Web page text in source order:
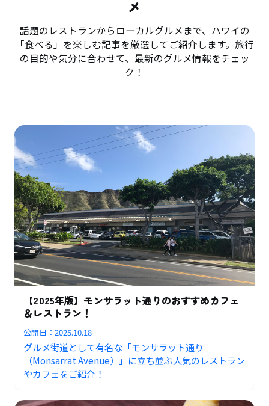
メ
話題のレストランからローカルグルメまで、ハワイの
「食べる」を楽しむ記事を厳選してご紹介します。旅行
の目的や気分に合わせて、最新のグルメ情報をチェッ
ク！
【2025年版】モンサラット通りのおすすめカフェ
＆レストラン！
公開日：2025.10.18
グルメ街道として有名な「モンサラット通り
（Monsarrat Avenue）」に立ち並ぶ人気のレストラン
やカフェをご紹介！